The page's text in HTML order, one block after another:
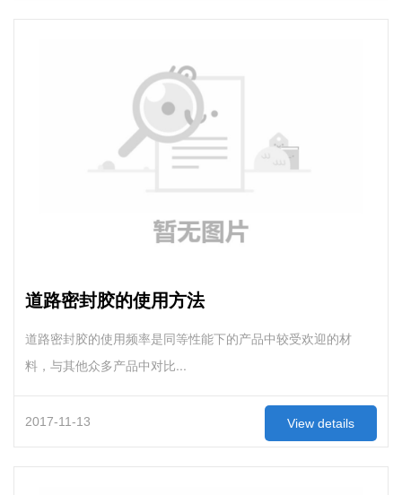
道路密封胶的使用方法
道路密封胶的使用频率是同等性能下的产品中较受欢迎的材
料，与其他众多产品中对比...
2017-11-13 View details